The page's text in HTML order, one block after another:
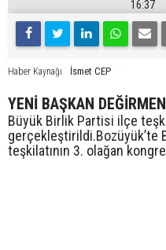
16:37
Haber Kaynağı İsmet CEP
YENİ BAŞKAN
Büyük Birlik Partisi ilçe
gerçekleştirildi.Bozüyük’te
teşkilatının 3. olağan